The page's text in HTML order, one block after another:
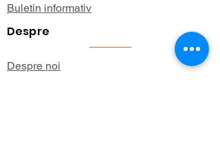
Buletin informativ
Despre
Despre noi